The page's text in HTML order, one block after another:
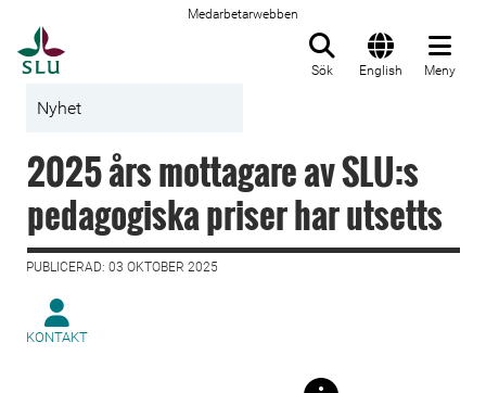
Medarbetarwebben
Sök English Meny
Nyhet
2025 års mottagare av SLU:s
pedagogiska priser har utsetts
PUBLICERAD: 03 OKTOBER 2025
KONTAKT